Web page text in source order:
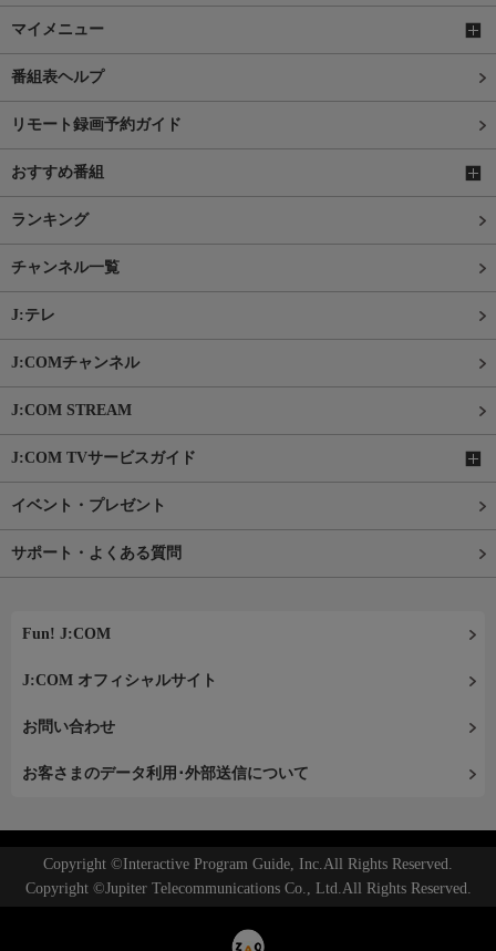
マイメニュー
番組表ヘルプ
リモート録画予約ガイド
おすすめ番組
ランキング
チャンネル一覧
J:テレ
J:COMチャンネル
J:COM STREAM
J:COM TVサービスガイド
イベント・プレゼント
サポート・よくある質問
Fun! J:COM
J:COM オフィシャルサイト
お問い合わせ
お客さまのデータ利用･外部送信について
Copyright ©Interactive Program Guide, Inc.All Rights Reserved.
Copyright ©Jupiter Telecommunications Co., Ltd.All Rights Reserved.